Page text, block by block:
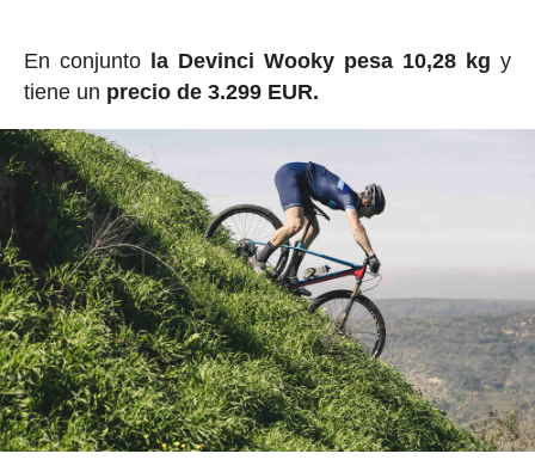
En conjuntola Devinci Wooky pesa 10,28 kg y
tiene un precio de 3.299 EUR.